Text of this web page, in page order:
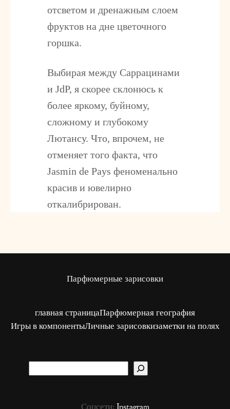
отсветом и дренажным слоем
фруктов на дне цветочного
горшка.
Выбирая между Саррацинами
и JdP, я скорее склонюсь к
более яркому, буйному,
сложному и глубокому
Лютансу. Что, впрочем, не
отменяет того факта, что
Jasmin de Pays феноменально
красив и ювелирно
откалибрирован.
Парфюмерные зарисовки
главная страницаПарфюмерная география
Игры в компонентыЛичные зарисовкизаметки на полях